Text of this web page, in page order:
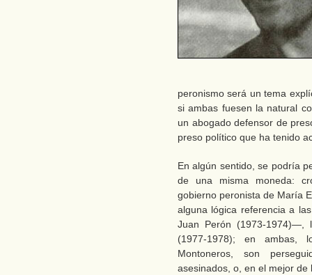
peronismo será un tema
si ambas fuesen la natural
un abogado defensor de
preso político que ha tenido
En algún sentido, se podría
de una misma moneda:
gobierno peronista de María
alguna lógica referencia a
Juan Perón (1973-1974)—,
(1977-1978); en ambas,
Montoneros, son
asesinados, o, en el mejor de